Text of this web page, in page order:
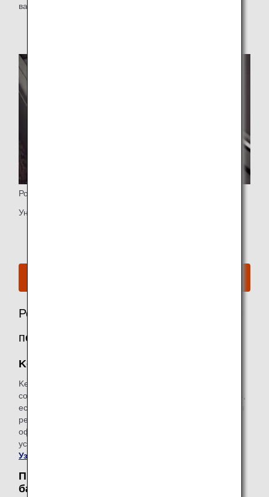
вариантами настроек
Розетки
Универсальная розетка для ПК и порты USB/HDMI
Рекомендуемые услуги для пассажиров
первого класса
Keep My Fare
Keep My Fare — это удобная услуга, позволяющая
сохранить текущие данные о бронировании и стоимость,
если клиентам требуется больше времени для принятия
решения о покупке билета (до 72 часов перед
оформлением билета). Вы можете подать заявку на эту
услугу на экране оплаты после выбора рейса и тарифа.
Узнайте больше об услуге Keep My Fare
Предоплаченный сверхнормативный
багаж